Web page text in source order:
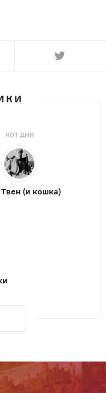
КОТ ДНЯ
(и кошка)